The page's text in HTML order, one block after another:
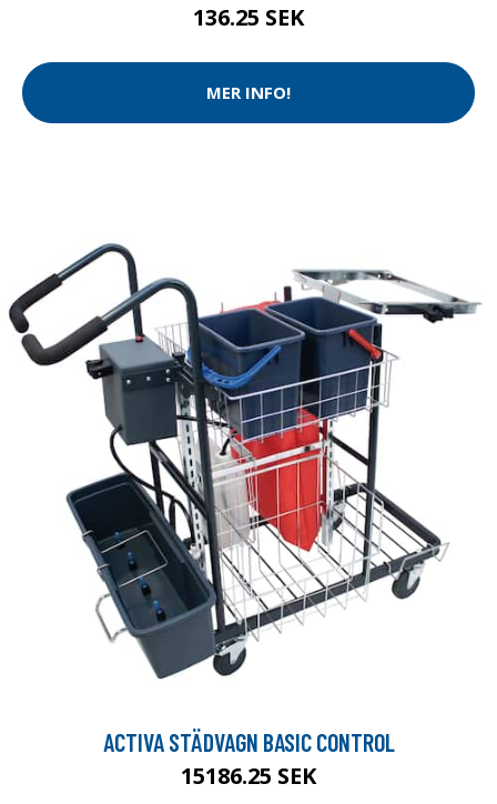
136.25 SEK
MER INFO!
ACTIVA STÄDVAGN BASIC CONTROL
15186.25 SEK